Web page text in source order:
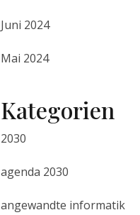
Juni 2024
Mai 2024
Kategorien
2030
agenda 2030
angewandte informatik